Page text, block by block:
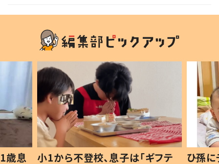
歳息 小1から不登校、息子は「ギフテ ひ孫